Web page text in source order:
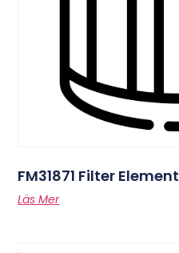
FM31871 Filter Element
Läs Mer